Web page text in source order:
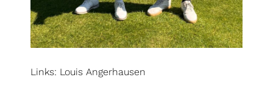
Links: Louis Angerhausen